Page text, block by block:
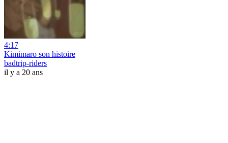
4:17
Kimimaro son histoire
badtrip-riders
il y a 20 ans